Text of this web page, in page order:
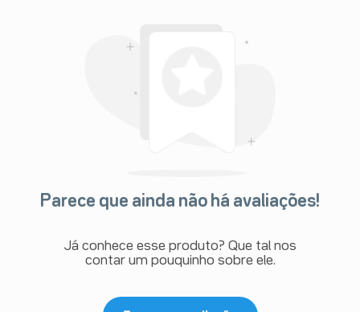
Parece que ainda não há avaliações!
Já conhece esse produto? Que tal nos
contar um pouquinho sobre ele.